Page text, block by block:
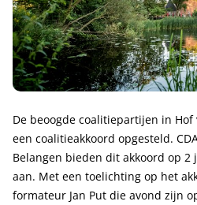
De beoogde coalitiepartijen in
een coalitieakkoord opgesteld.
Belangen bieden dit akkoord op
aan. Met een toelichting op het
formateur Jan Put die avond zijn